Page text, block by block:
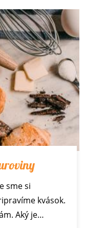
sme si
kvások.
Aký je…